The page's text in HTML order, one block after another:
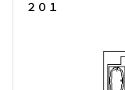
２０１